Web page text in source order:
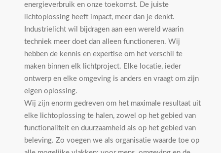
energieverbruik en onze toekomst. De juiste
lichtoplossing heeft impact, meer dan je denkt.
Industrielicht wil bijdragen aan een wereld waarin
techniek meer doet dan alleen functioneren. Wij
hebben de kennis en expertise om het verschil te
maken binnen elk lichtproject. Elke locatie, ieder
ontwerp en elke omgeving is anders en vraagt om zijn
eigen oplossing.
Wij zijn enorm gedreven om het maximale resultaat uit
elke lichtoplossing te halen, zowel op het gebied van
functionaliteit en duurzaamheid als op het gebied van
beleving. Zo voegen we als organisatie waarde toe op